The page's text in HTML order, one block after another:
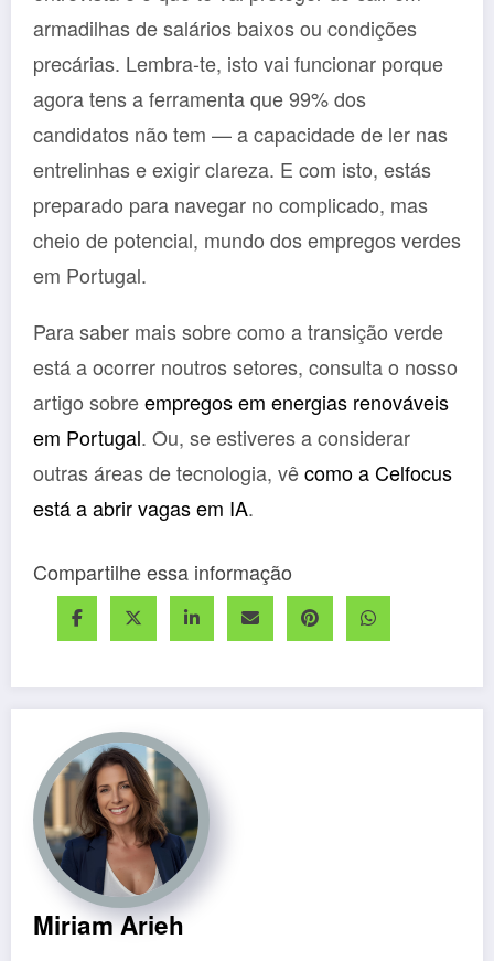
armadilhas de salários baixos ou condições
precárias. Lembra-te, isto vai funcionar porque
agora tens a ferramenta que 99% dos
candidatos não tem — a capacidade de ler nas
entrelinhas e exigir clareza. E com isto, estás
preparado para navegar no complicado, mas
cheio de potencial, mundo dos empregos verdes
em Portugal.
Para saber mais sobre como a transição verde
está a ocorrer noutros setores, consulta o nosso
artigo sobreempregos em energias renováveis
em Portugal. Ou, se estiveres a considerar
outras áreas de tecnologia, vêcomo a Celfocus
está a abrir vagas em IA.
Compartilhe essa informação
Miriam Arieh